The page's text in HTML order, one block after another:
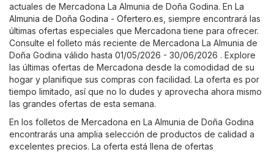
actuales de Mercadona La Almunia de Doña Godina. En La
Almunia de Doña Godina - Ofertero.es , siempre encontrará las
últimas ofertas especiales que Mercadona tiene para ofrecer.
Consulte el folleto más reciente de Mercadona La Almunia de
Doña Godina válido hasta 01/05/2026 - 30/06/2026 . Explore
las últimas ofertas de Mercadona desde la comodidad de su
hogar y planifique sus compras con facilidad. La oferta es por
tiempo limitado, así que no lo dudes y aprovecha ahora mismo
las grandes ofertas de esta semana.
En los folletos de Mercadona en La Almunia de Doña Godina
encontrarás una amplia selección de productos de calidad a
excelentes precios. La oferta está llena de ofertas